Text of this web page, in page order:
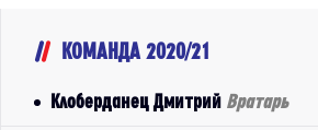
КОМАНДА 2020/21
Клоберданец Дмитрий Вратарь